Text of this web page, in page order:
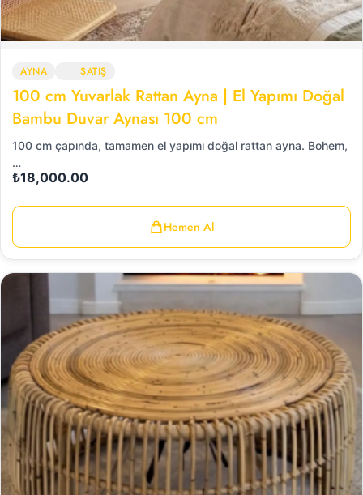
AYNA SATIŞ
100 cm Yuvarlak Rattan Ayna | El Yapımı Doğal
Bambu Duvar Aynası 100 cm
100 cm çapında, tamamen el yapımı doğal rattan ayna. Bohem,
…
₺18,000.00
Hemen Al